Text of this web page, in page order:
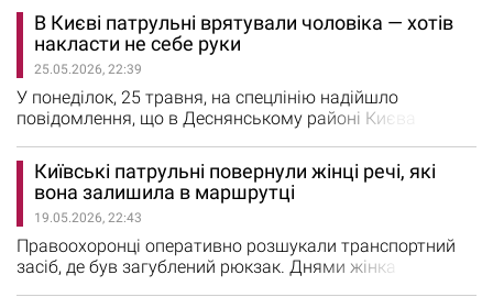
повідомили у Київській обласній прокуратурі. Близько
14:30 автомобілі BMW X7 та Skoda Superb зіткнулися у
Переяславі на перехресті вулиць Богдана
Хмельницького та Борисівське Поле. За кермом обох
транспортних засобів…
В Києві патрульні врятували чоловіка — хотів
накласти не себе руки
25.05.2026, 22:39
У понеділок, 25 травня, на спецлінію надійшло
повідомлення, що в Деснянському районі Києва
собі віку. Але патрульні поліцейські опинилися в
потрібному місці в потрібний час — непоправному
вдалося запобігти. В Патрульній поліції Києва
повідомили, що інспектори, які оперативно прибули за
викликом, виявили…
Київські патрульні повернули жінці речі, які
вона залишила в маршрутці
19.05.2026, 22:43
Правоохоронці оперативно розшукали транспортний
засіб, де був загублений рюкзак. Днями жінка